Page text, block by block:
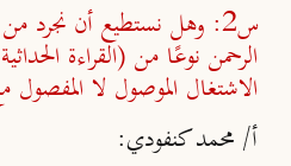
س2: وهل نستطيع أن نجرد
الرحمن نوعًا من (القراءة
الاشتغال الموصول لا المفصول
أ/ محمد كنفودي: